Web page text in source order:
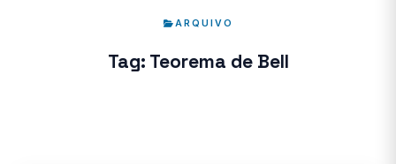
ARQUIVO
Tag: Teorema de Bell